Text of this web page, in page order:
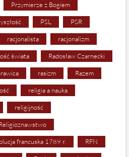
Przymierze z Bogiem
PSL PSR
racjonalista racjonalizm
świata Radosław Czarnecki
rasizm Razem
religia a nauka
religijność
francuska 1789 r. RFN